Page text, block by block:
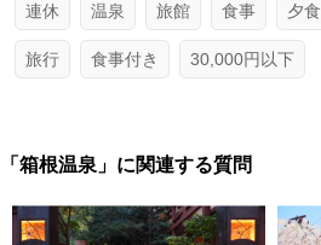
連休 温泉 旅館 食事 夕食
旅行 食事付き 30,000円以下
「箱根温泉」に関連する質問